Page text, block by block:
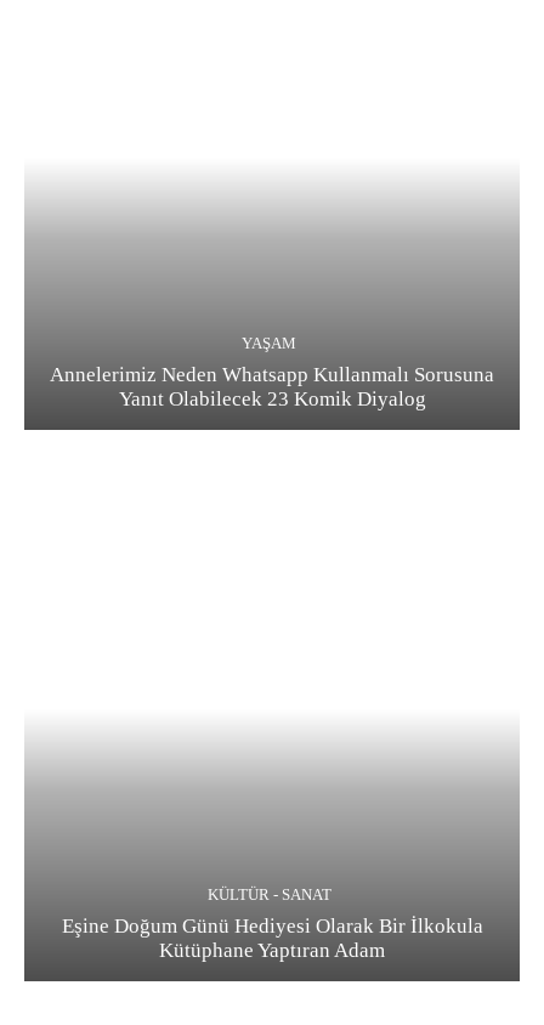
YAŞAM
Annelerimiz Neden Whatsapp Kullanmalı Sorusuna
Yanıt Olabilecek 23 Komik Diyalog
KÜLTÜR - SANAT
Eşine Doğum Günü Hediyesi Olarak Bir İlkokula
Kütüphane Yaptıran Adam